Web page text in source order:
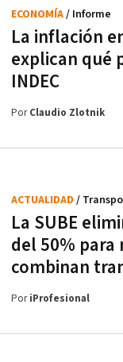
La inflación
explican qué
INDEC
ECONOMÍA/ Informe
PorClaudio Zlotnik
La SUBE
del 50% para
combinan
ACTUALIDAD /
PoriProfesional